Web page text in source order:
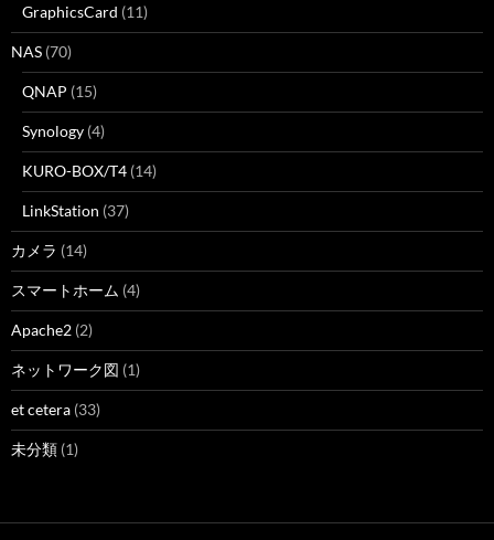
GraphicsCard (11)
NAS (70)
QNAP (15)
Synology (4)
KURO-BOX/T4 (14)
LinkStation (37)
カメラ (14)
スマートホーム (4)
Apache2 (2)
ネットワーク図 (1)
et cetera (33)
未分類 (1)